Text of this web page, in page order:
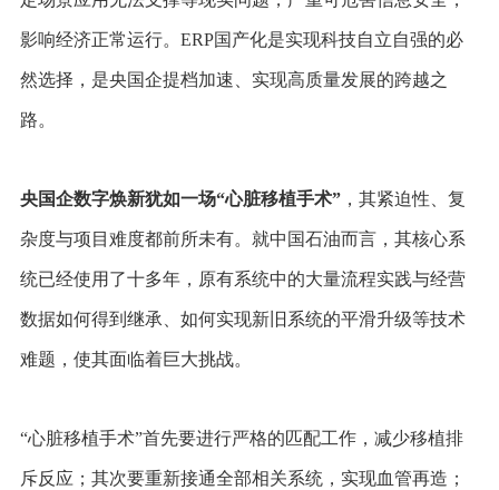
影响经济正常运行。ERP国产化是实现科技自立自强的必
然选择，是央国企提档加速、实现高质量发展的跨越之
路。
央国企数字焕新犹如一场“心脏移植手术”，其紧迫性、复
杂度与项目难度都前所未有。就中国石油而言，其核心系
统已经使用了十多年，原有系统中的大量流程实践与经营
数据如何得到继承、如何实现新旧系统的平滑升级等技术
难题，使其面临着巨大挑战。
“心脏移植手术”首先要进行严格的匹配工作，减少移植排
斥反应；其次要重新接通全部相关系统，实现血管再造；